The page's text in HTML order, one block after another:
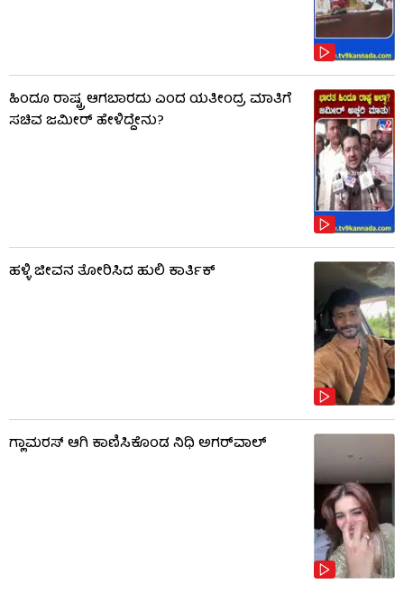
ಹಿಂದೂ ರಾಷ್ಟ್ರ ಆಗಬಾರದು ಎಂದ ಯತೀಂದ್ರ ಮಾತಿಗೆ
ಸಚಿವ ಜಮೀರ್ ಹೇಳಿದ್ದೇನು?
ಹಳ್ಳಿ ಜೀವನ ತೋರಿಸಿದ ಹುಲಿ ಕಾರ್ತಿಕ್
ಗ್ಲಾಮರಸ್ ಆಗಿ ಕಾಣಿಸಿಕೊಂಡ ನಿಧಿ ಅಗರ್​​ವಾಲ್